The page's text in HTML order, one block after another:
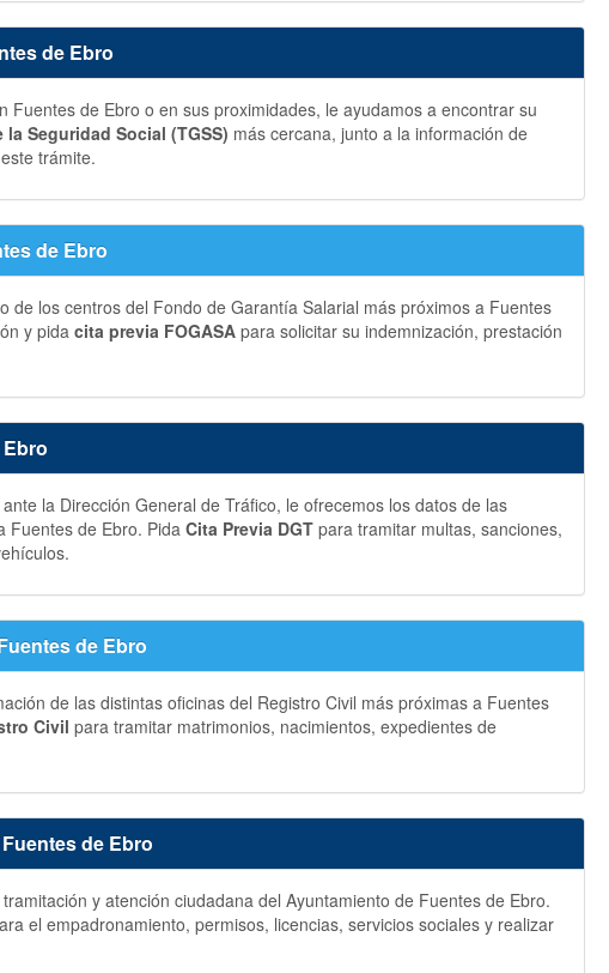
de Ebro
Fuentes de Ebro o en sus proximidades, le ayudamos a encontrar su
la Seguridad Social (TGSS) más cercana, junto a la información de
trámite.
de Ebro
de los centros del Fondo de Garantía Salarial más próximos a Fuentes
y pida cita previa FOGASA para solicitar su indemnización, prestación
la Dirección General de Tráfico, le ofrecemos los datos de las
Fuentes de Ebro. Pida Cita Previa DGT para tramitar multas, sanciones,
de Ebro
de las distintas oficinas del Registro Civil más próximas a Fuentes
Civil para tramitar matrimonios, nacimientos, expedientes de
de Ebro
y atención ciudadana del Ayuntamiento de Fuentes de Ebro.
el empadronamiento, permisos, licencias, servicios sociales y realizar